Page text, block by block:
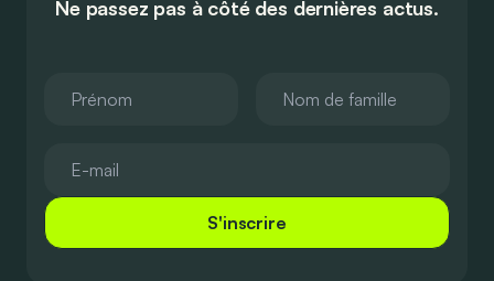
Ne passez pas à côté des dernières actus.
S'inscrire